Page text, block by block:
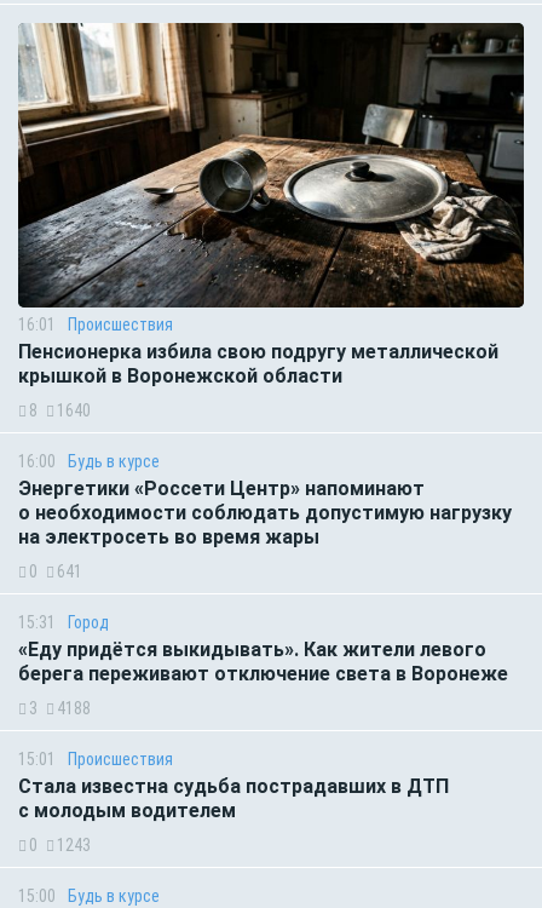
16:01 Происшествия
Пенсионерка избила свою подругу металлической
крышкой в Воронежской области
8 1640
16:00 Будь в курсе
Энергетики «Россети Центр» напоминают
о необходимости соблюдать допустимую нагрузку
на электросеть во время жары
0 641
15:31 Город
«Еду придётся выкидывать». Как жители левого
берега переживают отключение света в Воронеже
3 4188
15:01 Происшествия
Стала известна судьба пострадавших в ДТП
с молодым водителем
0 1243
15:00 Будь в курсе